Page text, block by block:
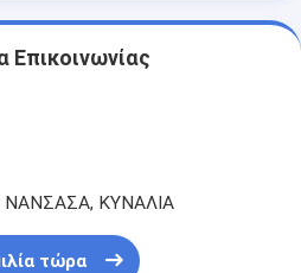
Επικοινωνίας
ΚΥΝΑΛΙΑ
τώρα